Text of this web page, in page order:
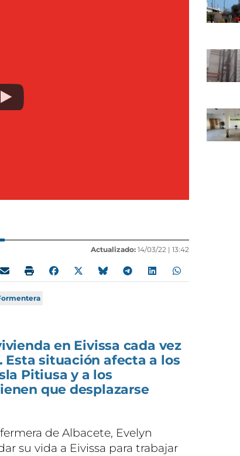
Actualizado: 14/03/22 | 13:42
en Eivissa cada vez
Esta situación afecta a los
Pitiusa y a los
que desplazarse
de Albacete, Evelyn
su vida a Eivissa para trabajar